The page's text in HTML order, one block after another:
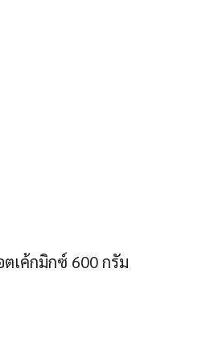
เค้กมิกซ์ 600 กรัม